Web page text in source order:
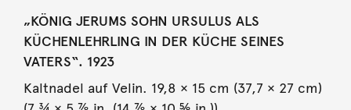
„KÖNIG JERUMS SOHN URSULUS ALS
KÜCHENLEHRLING IN DER KÜCHE SEINES
VATERS“. 1923
Kaltnadel auf Velin. 19,8 × 15 cm (37,7 × 27 cm)